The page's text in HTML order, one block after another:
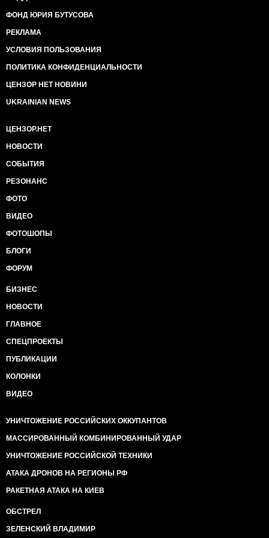
ФОНД ЮРИЯ БУТУСОВА
РЕКЛАМА
УСЛОВИЯ ПОЛЬЗОВАНИЯ
ПОЛИТИКА КОНФИДЕНЦИАЛЬНОСТИ
ЦЕНЗОР НЕТ НОВИНИ
UKRAINIAN NEWS
ЦЕНЗОР.НЕТ
НОВОСТИ
СОБЫТИЯ
РЕЗОНАНС
ФОТО
ВИДЕО
ФОТОШОПЫ
БЛОГИ
ФОРУМ
БИЗНЕС
НОВОСТИ
ГЛАВНОЕ
СПЕЦПРОЕКТЫ
ПУБЛИКАЦИИ
КОЛОНКИ
ВИДЕО
УНИЧТОЖЕНИЕ РОССИЙСКИХ ОККУПАНТОВ
МАССИРОВАННЫЙ КОМБИНИРОВАННЫЙ УДАР
УНИЧТОЖЕНИЕ РОССИЙСКОЙ ТЕХНИКИ
АТАКА ДРОНОВ НА РЕГИОНЫ РФ
РАКЕТНАЯ АТАКА НА КИЕВ
ОБСТРЕЛ
ЗЕЛЕНСКИЙ ВЛАДИМИР